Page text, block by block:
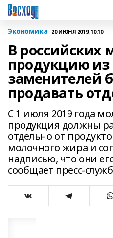
Экономика 20 ИЮНЯ 2019, 10:10
В российских
продукцию из
заменителей
продавать
С 1 июля 2019 года
продукция должны
отдельно от
молочного жира и
надписью, что они
сообщает пресс-